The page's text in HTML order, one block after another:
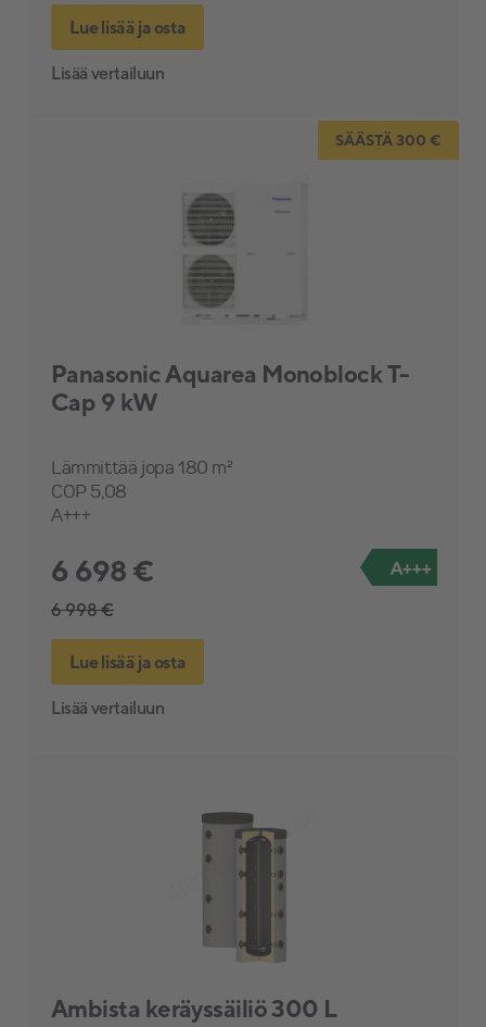
Lue lisää ja osta
Lisää vertailuun
SÄÄSTÄ 300 €
Panasonic Aquarea Monoblock T-
Cap 9 kW
Lämmittää jopa 180 m²
COP 5,08
A+++
6 698 €
6 998 €
A+++
Lue lisää ja osta
Lisää vertailuun
Ambista keräyssäiliö 300 L